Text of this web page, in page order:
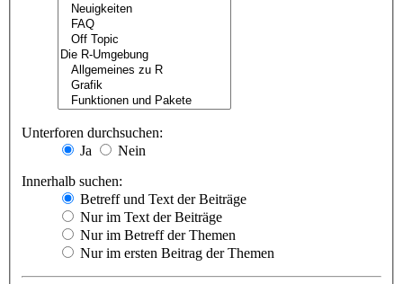
Unterforen durchsuchen:
Ja
Nein
Innerhalb suchen:
Betreff und Text der Beiträge
Nur im Text der Beiträge
Nur im Betreff der Themen
Nur im ersten Beitrag der Themen